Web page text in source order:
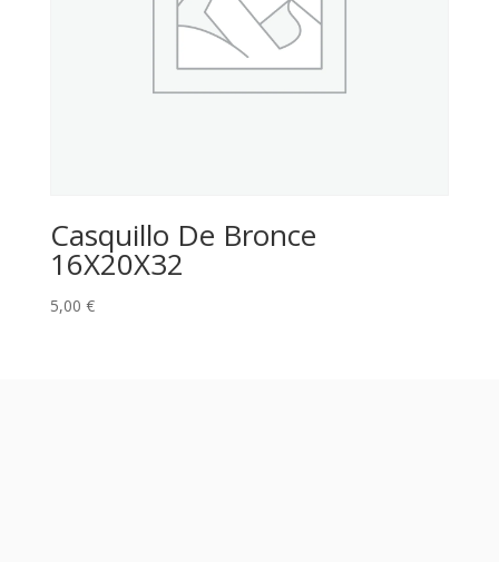
Casquillo De Bronce
16X20X32
5,00 €